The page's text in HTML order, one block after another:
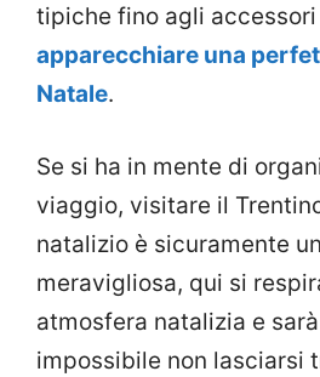
tipiche fino agli
apparecchiare una
Natale.
Se si ha in mente di
viaggio, visitare il
natalizio è sicuramente
meravigliosa, qui si
atmosfera natalizia e
impossibile non lasciarsi